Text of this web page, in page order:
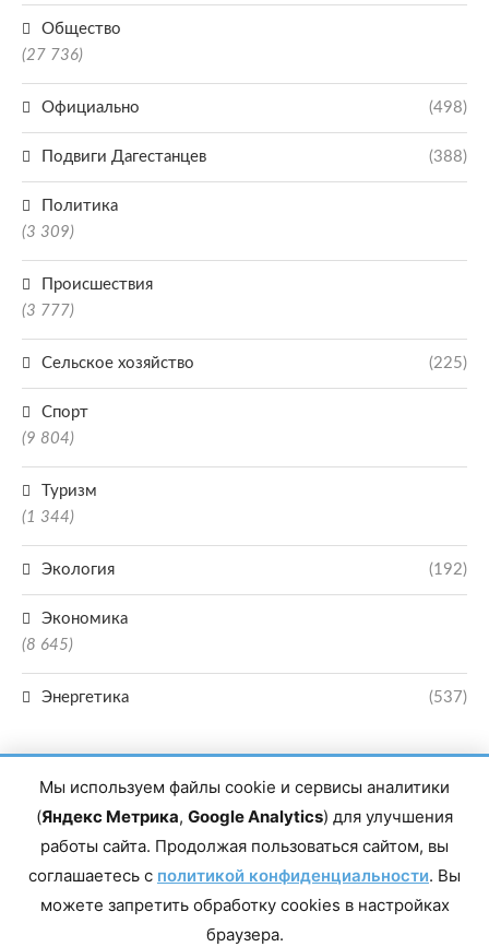
Общество
(27 736)
Официально (498)
Подвиги Дагестанцев (388)
Политика
(3 309)
Происшествия
(3 777)
Сельское хозяйство (225)
Спорт
(9 804)
Туризм
(1 344)
Экология (192)
Экономика
(8 645)
Энергетика (537)
Главный редактор сетевого издания Магомаев Тимур Нухович. Контакты
сотрудничества: institut-media@yandex.ru Адрес: 367018, Республика
Копирование и использование полных материалов запрещено, частичное
Мы используем файлы cookie и сервисы аналитики
(Яндекс Метрика, Google Analytics) для улучшения
работы сайта. Продолжая пользоваться сайтом, вы
соглашаетесь с политикой конфиденциальности. Вы
можете запретить обработку cookies в настройках
браузера.